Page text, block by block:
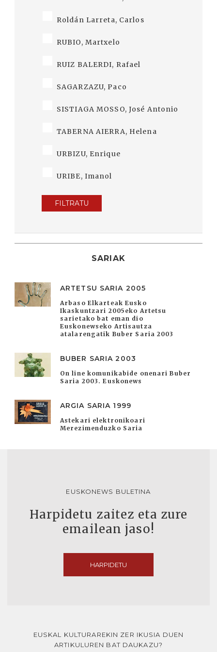
Roldán Larreta, Carlos
RUBIO, Martxelo
RUIZ BALERDI, Rafael
SAGARZAZU, Paco
SISTIAGA MOSSO, José Antonio
TABERNA AIERRA, Helena
URBIZU, Enrique
URIBE, Imanol
FILTRATU
SARIAK
ARTETSU SARIA 2005
Arbaso Elkarteak Eusko
Ikaskuntzari 2005eko Artetsu
sarietako bat eman dio
Euskonewseko Artisautza
atalarengatik Buber Saria 2003
BUBER SARIA 2003
On line komunikabide onenari Buber
Saria 2003. Euskonews
ARGIA SARIA 1999
Astekari elektronikoari
Merezimenduzko Saria
EUSKONEWS BULETINA
Harpidetu zaitez eta zure
emailean jaso!
HARPIDETU
EUSKAL KULTURAREKIN ZER IKUSIA DUEN
ARTIKULUREN BAT DAUKAZU?